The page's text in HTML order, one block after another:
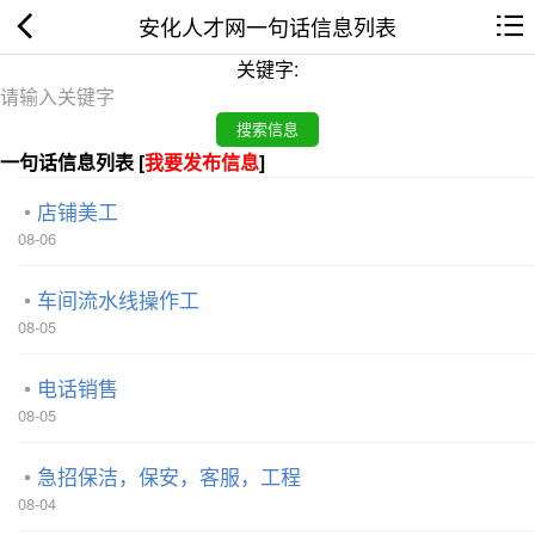
安化人才网一句话信息列表
关键字:
一句话信息列表 [我要发布信息]
店铺美工
08-06
车间流水线操作工
08-05
电话销售
08-05
急招保洁，保安，客服，工程
08-04